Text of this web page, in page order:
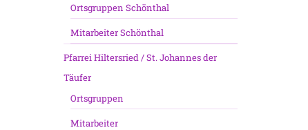
Ortsgruppen Schönthal
Mitarbeiter Schönthal
Pfarrei Hiltersried / St. Johannes der
Täufer
Ortsgruppen
Mitarbeiter